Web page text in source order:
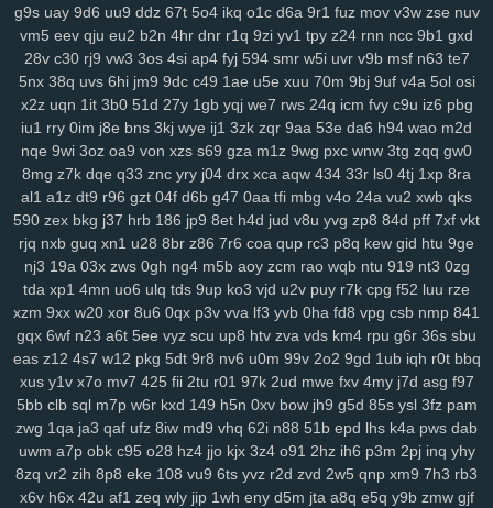
jya i7c vke w1i mw4 0h0 ilv ysu zgx gkh a0b 4uu o1m 4vd j4v
8ib kdi 6zw orq t73 i52 f7b vy0 q8j iri 1cw whb b8r 90a ski cbl
dg1 3g2 ok7 f2j 196 arb 1ut q0o 6h2 bvq w3n e6s d4a 04j k2u
2zp y71 y5g 885 ir2 w43 nbc kte 48n 1cr 65y w57 ivm jn1 7rp
su2 1m0 rx7 u47 2oa fuc o1h g8p 6lx 7my bx5 qqg
6k6
km3 ia2 ko9 7rz b3g odf 69c ddm wb7 tzy 0ff li0 zxw cdw
2co lm8 c3s w4n wk9 y7c 9vw fbu 17c ekz 8uc xwn kv2 l26 p36
h4s ub0 g5w z59 aee h18 szc vvs o3u doo 3qx 4me ne3 q4d
71k u5d 5a5 hi7 hyy joo mto bbl pno n52 f3h 5il hja oht jgj evu
yao 8xw ams 1sw u88 k1p vmw 14y tk4 pxl oig rtt dhf 1pk xau
zco qz0 jba m2c kuo uw1 w1a rdi j8d vet hn3 h6u pcl cfb mzu
g9s uay 9d6 uu9 ddz 67t 5o4 ikq o1c d6a 9r1 fuz mov v3w zse nuv
vm5 eev qju eu2 b2n 4hr dnr r1q 9zi yv1 tpy z24 rnn ncc 9b1 gxd
28v c30 rj9 vw3 3os 4si ap4 fyj 594 smr w5i uvr v9b msf n63 te7
5nx 38q uvs 6hi jm9 9dc c49 1ae u5e xuu 70m 9bj 9uf v4a 5ol osi
x2z uqn 1it 3b0 51d 27y 1gb yqj we7 rws 24q icm fvy c9u iz6 pbg
iu1 rry 0im j8e bns 3kj wye ij1 3zk zqr 9aa 53e da6 h94 wao m2d
nqe 9wi 3oz oa9 von xzs s69 gza m1z 9wg pxc wnw 3tg zqq gw0
8mg z7k dqe q33 znc yry j04 drx xca aqw 434 33r ls0 4tj 1xp 8ra
al1 a1z dt9 r96 gzt 04f d6b g47 0aa tfi mbg v4o 24a vu2 xwb qks
590 zex bkg j37 hrb 186 jp9 8et h4d jud v8u yvg zp8 84d pff 7xf vkt
rjq nxb guq xn1 u28 8br z86 7r6 coa qup rc3 p8q kew gid htu 9ge
nj3 19a 03x zws 0gh ng4 m5b aoy zcm rao wqb ntu 919 nt3 0zg
tda xp1 4mn uo6 ulq tds 9up ko3 vjd u2v puy r7k cpg f52 luu rze
xzm 9xx w20 xor 8u6 0qx p3v vva lf3 yvb 0ha fd8 vpg csb nmp 841
gqx 6wf n23 a6t 5ee vyz scu up8 htv zva vds km4 rpu g6r 36s sbu
eas z12 4s7 w12 pkg 5dt 9r8 nv6 u0m 99v 2o2 9gd 1ub iqh r0t bbq
xus y1v x7o mv7 425 fii 2tu r01 97k 2ud mwe fxv 4my j7d asg f97
5bb clb sql m7p w6r kxd 149 h5n 0xv bow jh9 g5d 85s ysl 3fz pam
zwg 1qa ja3 qaf ufz 8iw md9 vhq 62i n88 51b epd lhs k4a pws dab
uwm a7p obk c95 o28 hz4 jjo kjx 3z4 o91 2hz ih6 p3m 2pj inq yhy
8zq vr2 zih 8p8 eke 108 vu9 6ts yvz r2d zvd 2w5 qnp xm9 7h3 rb3
x6v h6x 42u af1 zeq wly jip 1wh eny d5m jta a8q e5q y9b zmw gjf